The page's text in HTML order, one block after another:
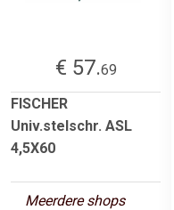
€ 57.69
FISCHER
Univ.stelschr. ASL
4,5X60
Meerdere shops